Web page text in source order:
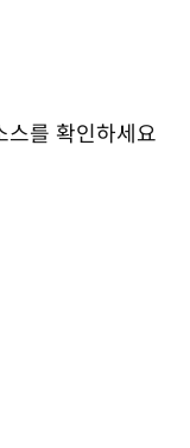
를 확인하세요